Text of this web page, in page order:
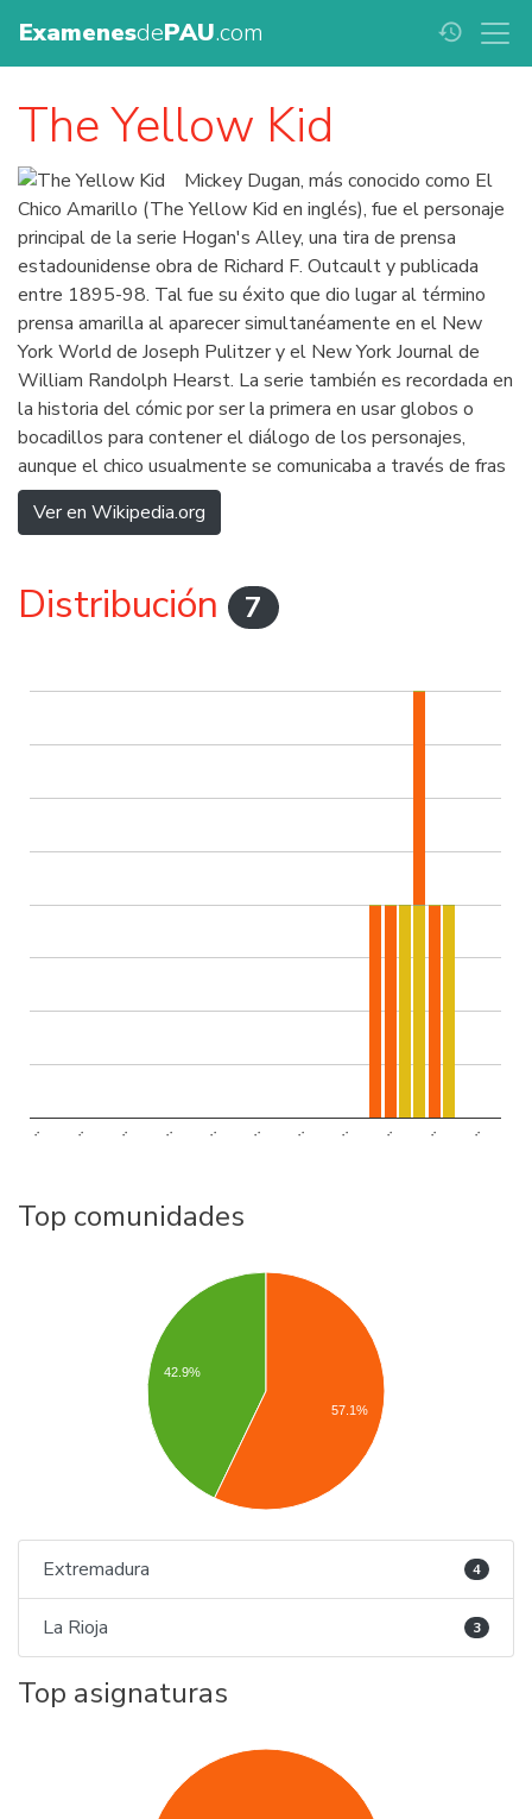
ExamenesdePAU.com history
The Yellow Kid
Mickey Dugan, más conocido como El
Chico Amarillo (The Yellow Kid en inglés), fue el personaje
principal de la serie Hogan's Alley, una tira de prensa
estadounidense obra de Richard F. Outcault y publicada
entre 1895-98. Tal fue su éxito que dio lugar al término
prensa amarilla al aparecer simultanéamente en el New
York World de Joseph Pulitzer y el New York Journal de
William Randolph Hearst. La serie también es recordada en
la historia del cómic por ser la primera en usar globos o
bocadillos para contener el diálogo de los personajes,
aunque el chico usualmente se comunicaba a través de fras
Ver en Wikipedia.org
Distribución 7
.. .. .. .. .. .. .. .. .. .. ..
Top comunidades
42.9%
57.1%
Extremadura 4
La Rioja 3
Top asignaturas